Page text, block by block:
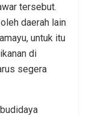
tersebut.
daerah lain
untuk itu
di
segera